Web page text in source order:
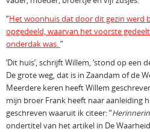
“Het woonhuis dat door dit gezin werd
opgedeeld, waarvan het voorste
onderdak was.”
‘Dit huis’, schrijft Willem, ‘stond op een
De grote weg, dat is in Zaandam of de
Meerdere keren heeft Willem
mijn broer Frank heeft naar aanleiding
geschreven waaruit ik citeer: “
ondertitel van het artikel in De